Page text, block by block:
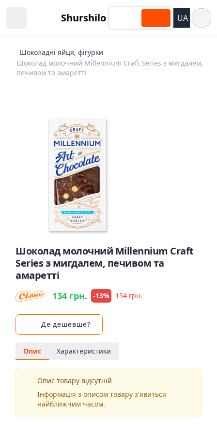
Shurshilo UA
Шоколадні яйця, фігурки
Шоколад молочний Millennium Craft Series з мигдалем,
печивом та амаретті
Шоколад молочний Millennium Craft
Series з мигдалем, печивом та
амаретті
134 грн. -13% 154 грн.
Де дешевше?
Опис Характеристики
Опис товару відсутній
Інформація з описом товару з'явиться
найближчим часом.